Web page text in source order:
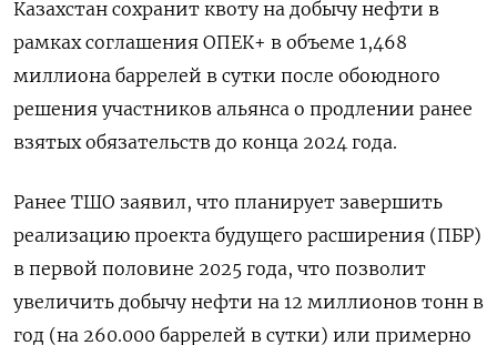
Казахстан сохранит квоту на добычу нефти в
рамках соглашения ОПЕК+ в объеме 1,468
миллиона баррелей в сутки после обоюдного
решения участников альянса о продлении ранее
взятых обязательств до конца 2024 года.
Ранее ТШО заявил, что планирует завершить
реализацию проекта будущего расширения (ПБР)
в первой половине 2025 года, что позволит
увеличить добычу нефти на 12 миллионов тонн в
год (на 260.000 баррелей в сутки) или примерно